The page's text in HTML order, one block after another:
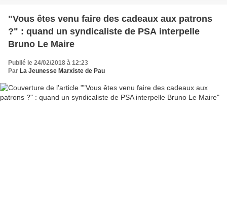
"Vous êtes venu faire des cadeaux aux patrons
?" : quand un syndicaliste de PSA interpelle
Bruno Le Maire
Publié le 24/02/2018 à 12:23
Par La Jeunesse Marxiste de Pau